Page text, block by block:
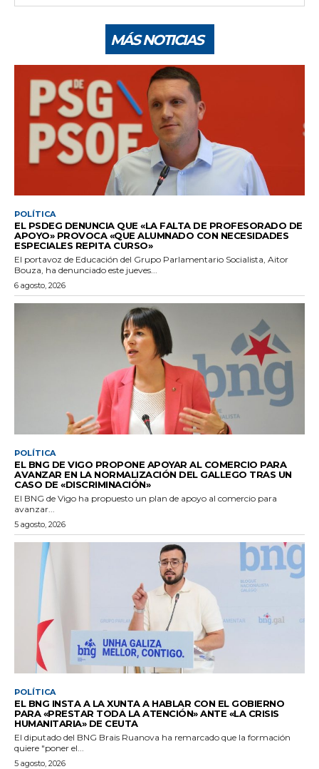
MÁS NOTICIAS
POLÍTICA
EL PSDEG DENUNCIA QUE «LA FALTA DE PROFESORADO DE
APOYO» PROVOCA «QUE ALUMNADO CON NECESIDADES
ESPECIALES REPITA CURSO»
El portavoz de Educación del Grupo Parlamentario Socialista, Aitor
Bouza, ha denunciado este jueves...
6 agosto, 2026
POLÍTICA
EL BNG DE VIGO PROPONE APOYAR AL COMERCIO PARA
AVANZAR EN LA NORMALIZACIÓN DEL GALLEGO TRAS UN
CASO DE «DISCRIMINACIÓN»
El BNG de Vigo ha propuesto un plan de apoyo al comercio para
avanzar...
5 agosto, 2026
POLÍTICA
EL BNG INSTA A LA XUNTA A HABLAR CON EL GOBIERNO
PARA «PRESTAR TODA LA ATENCIÓN» ANTE «LA CRISIS
HUMANITARIA» DE CEUTA
El diputado del BNG Brais Ruanova ha remarcado que la formación
quiere "poner el...
5 agosto, 2026